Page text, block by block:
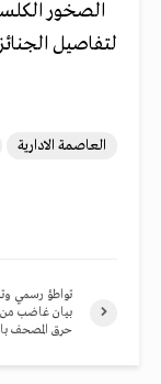
الصخور
لتفاصيل
العاصمة الادارية
تواطؤ رسمي
بيان غاضب من
حرق المصحف